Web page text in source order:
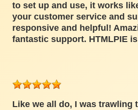
to set up and use, it works
your customer service and
responsive and helpful!
fantastic support. HTMLPIE
Like we all do, I was trawling